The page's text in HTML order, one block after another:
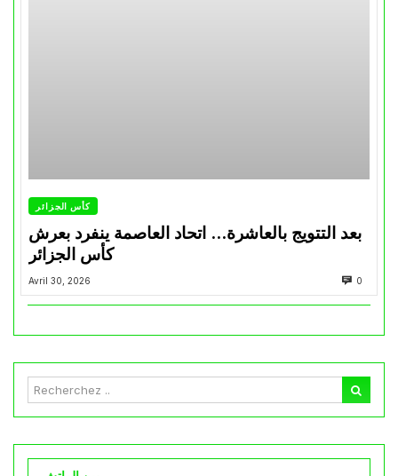
كأس الجزائر
بعد التتويج بالعاشرة… اتحاد العاصمة ينفرد بعرش
كأس الجزائر
Avril 30, 2026 0